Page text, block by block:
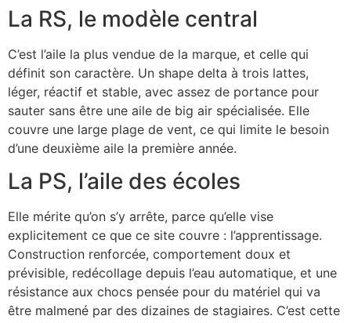
La RS, le modèle central
C’est l’aile la plus vendue de la marque, et celle qui
définit son caractère. Un shape delta à trois lattes,
léger, réactif et stable, avec assez de portance pour
sauter sans être une aile de big air spécialisée. Elle
couvre une large plage de vent, ce qui limite le besoin
d’une deuxième aile la première année.
La PS, l’aile des écoles
Elle mérite qu’on s’y arrête, parce qu’elle vise
explicitement ce que ce site couvre : l’apprentissage.
Construction renforcée, comportement doux et
prévisible, redécollage depuis l’eau automatique, et une
résistance aux chocs pensée pour du matériel qui va
être malmené par des dizaines de stagiaires. C’est cette